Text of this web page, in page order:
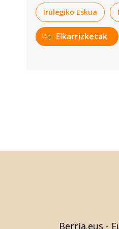
Irulegiko Eskua
Elkarrizketak
Berria.eus -